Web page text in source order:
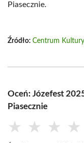
Piasecznie.
Źródło: Centrum
Oceń: Józefest
Piasecznie
★ ★ ★ ★